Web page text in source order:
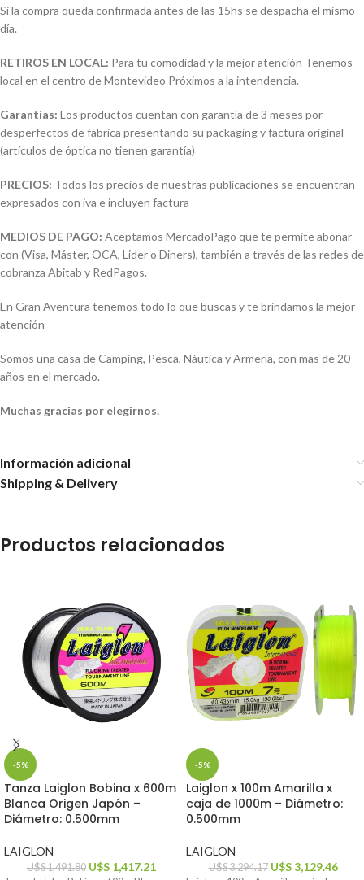
Si la compra queda confirmada antes de las 15hs se despacha el mismo
día.
RETIROS EN LOCAL: Para tu comodidad y la mejor atención Tenemos
local en el centro de Montevideo Próximos a la intendencia.
Garantías: Los productos cuentan con garantía de 3 meses por
desperfectos de fabrica presentando su packaging y factura original
(artículos de óptica no tienen garantía)
PRECIOS: Todos los precios de nuestras publicaciones se encuentran
expresados con iva e incluyen factura
MEDIOS DE PAGO: Aceptamos MercadoPago que te permite abonar
con (Visa, Máster, OCA, Lider o Diners), también a través de las redes de
cobranza Abitab y RedPagos.
En Gran Aventura tenemos todo lo que buscas y te brindamos la mejor
atención
Somos una casa de Camping, Pesca, Náutica y Armería, con mas de 20
años en el mercado.
Muchas gracias por elegirnos.
Información adicional
Shipping & Delivery
Productos relacionados
-5%
Tanza Laiglon Bobina x 600m
Blanca Origen Japón –
Diámetro: 0.500mm
LAIGLON
U$S1,491.80 U$S 1,417.21
-5%
Laiglon x 100m Amarilla x
caja de 1000m – Diámetro:
0.500mm
LAIGLON
U$S3,294.17 U$S3,129.46